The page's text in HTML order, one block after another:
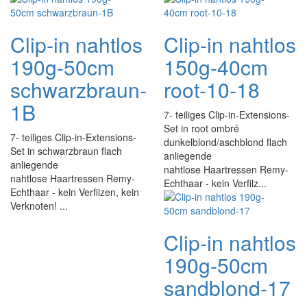
Clip-in nahtlos
190g-50cm
schwarzbraun-
1B
7- teiliges Clip-in-Extensions-
Set in schwarzbraun flach
anliegende
nahtlose Haartressen Remy-
Echthaar - kein Verfilzen, kein
Verknoten! ...
Clip-in nahtlos
150g-40cm
root-10-18
7- teiliges Clip-in-Extensions-
Set in root ombré
dunkelblond/aschblond flach
anliegende
nahtlose Haartressen Remy-
Echthaar - kein Verfilz...
Clip-in nahtlos
190g-50cm
sandblond-17